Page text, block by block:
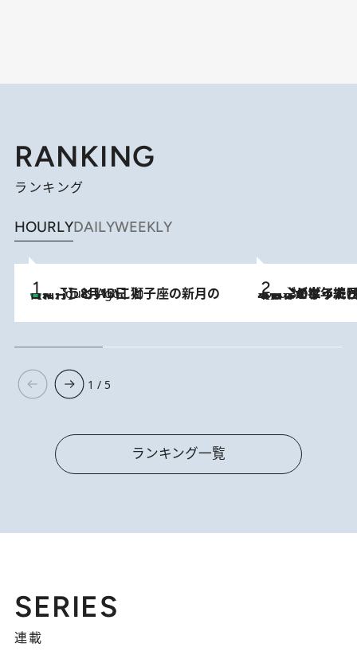
RANKING
ランキング
HOURLYDAILYWEEKLY
4 Hours Ago
【新月】8月13日 獅子座の新月の日に行うといいこと 2026.8.3
【自作のダイエットノートは攻略本】ダイエットが「苦しいもの」ではなくなった日。50代フードライターが半年続けられた理由は“楽しむこと”
1 / 5
ランキング一覧
SERIES
連載